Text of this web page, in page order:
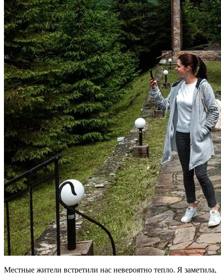
Местные жители встретили нас невероятно тепло. Я заметила,